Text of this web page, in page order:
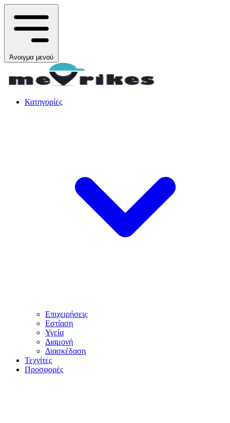
Άνοιγμα μενού
Κατηγορίες
Επιχειρήσεις
Εστίαση
Υγεία
Διαμονή
Διασκέδαση
Τεχνίτες
Προσφορές